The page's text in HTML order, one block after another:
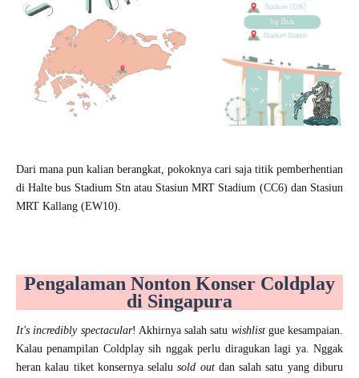
Dari mana pun kalian berangkat, pokoknya cari saja titik pemberhentian
di Halte bus Stadium Stn atau Stasiun MRT Stadium (CC6) dan Stasiun
MRT Kallang (EW10).
Pengalaman Nonton Konser Coldplay
di Singapura
It's incredibly spectacular! Akhirnya salah satu wishlistgue kesampaian.
Kalau penampilan Coldplay sih nggak perlu diragukan lagi ya. Nggak
heran kalau tiket konsernya selalusold outdan salah satu yang diburu